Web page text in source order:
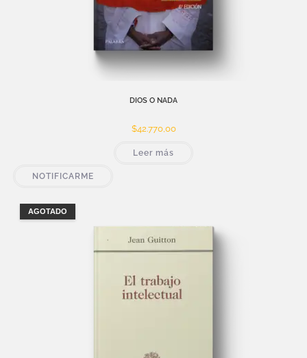
DIOS O NADA
$42.770,00
Leer más
NOTIFICARME
AGOTADO